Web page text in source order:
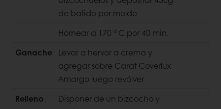
de batido por molde
Hornear a 170 ° C por 40 min.
Ganache
Levar a hervor a crema y
agregar sobre Carat Coverlux
Amargo luego revólver
Relleno
Disponer de un bizcocho y